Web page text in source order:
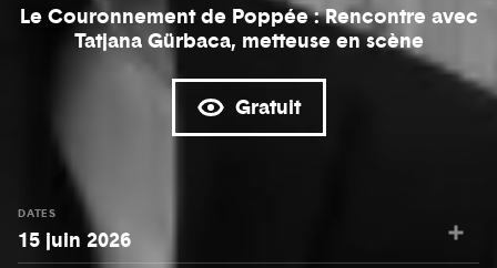
Le Couronnement de Poppée : Rencontre avec
Tatjana Gürbaca, metteuse en scène
Gratuit
DATES
15 juin 2026